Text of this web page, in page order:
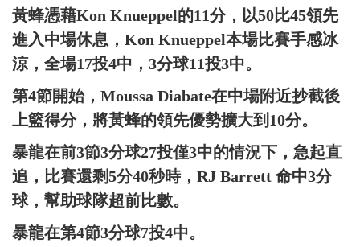
黃蜂憑藉Kon Knueppel的11分，以50比45領先
進入中場休息，Kon Knueppel本場比賽手感冰
涼，全場17投4中，3分球11投3中。
第4節開始，Moussa Diabate在中場附近抄截後
上籃得分，將黃蜂的領先優勢擴大到10分。
暴龍在前3節3分球27投僅3中的情況下，急起直
追，比賽還剩5分40秒時，RJ Barrett 命中3分
球，幫助球隊超前比數。
暴龍在第4節3分球7投4中。